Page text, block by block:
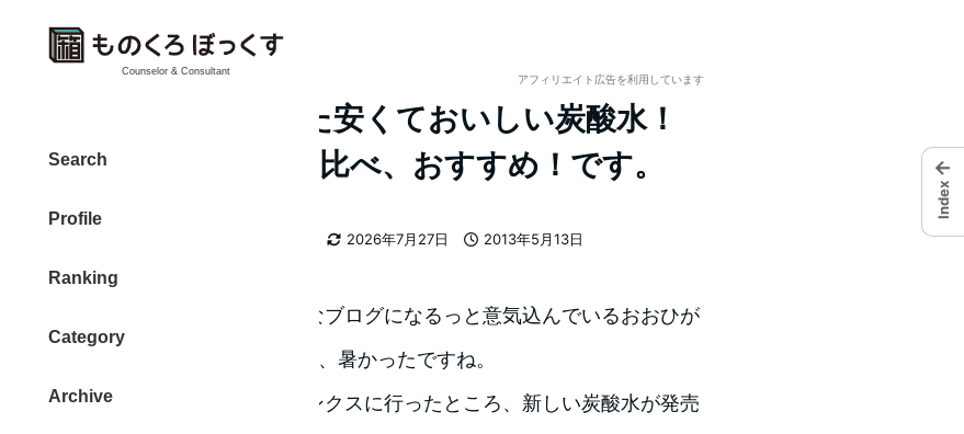
Counselor & Consultant
Search
Profile
Ranking
Category
Archive
アフィリエイト広告を利用しています
サンクスで見つけた安くておいしい炭酸水！
さっそく3種類飲み比べ、おすすめ！です。
2026年7月27日
2013年5月13日
者
写真サイトは仮の姿、炭酸水なブログになるっと意気込んでいるおおひが
しです。こんばんは。5月13日、暑かったですね。
喉を爽快に潤したいです。サンクスに行ったところ、新しい炭酸水が発売
←
Index